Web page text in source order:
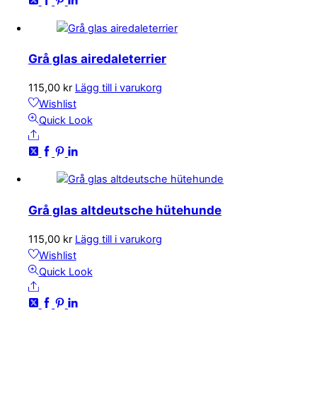
Grå glas airedaleterrier
115,00 kr Lägg till i varukorg
Wishlist
Quick Look
Share
Grå glas altdeutsche hütehunde
115,00 kr Lägg till i varukorg
Wishlist
Quick Look
Share